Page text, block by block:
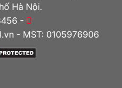
Hà Nội.
-
- MST: 0105976906